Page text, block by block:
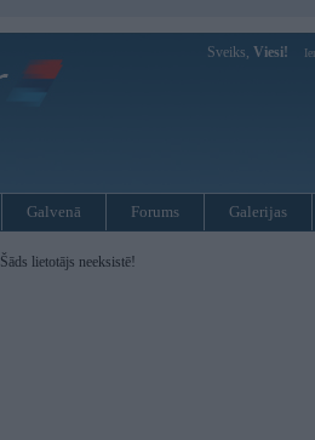
Sveiks, Viesi!
Galvenā Forums Galerijas
Šāds lietotājs neeksistē!